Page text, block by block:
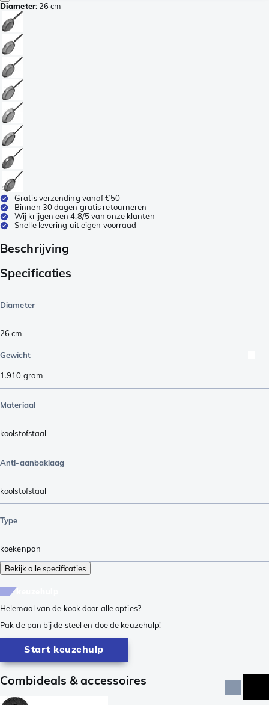
Diameter: 26 cm
Gratis verzending vanaf €50
Binnen 30 dagen gratis retourneren
Wij krijgen een 4,8/5 van onze klanten
Snelle levering uit eigen voorraad
Beschrijving
Specificaties
Diameter
26 cm
Gewicht
1.910 gram
Materiaal
koolstofstaal
Anti-aanbaklaag
koolstofstaal
Type
koekenpan
Bekijk alle specificaties
Helemaal van de kook door alle opties?
Pak de pan bij de steel en doe de keuzehulp!
Start keuzehulp
Combideals & accessoires